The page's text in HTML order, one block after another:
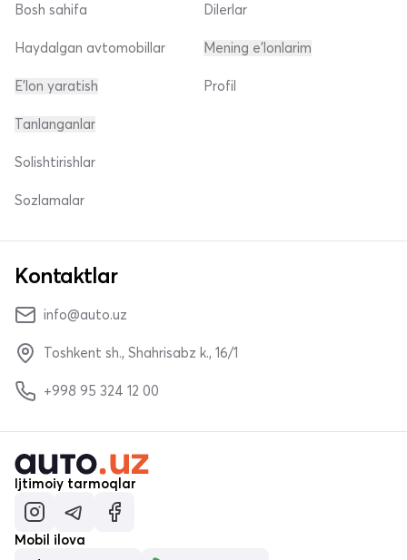
Bosh sahifa
Haydalgan avtomobillar
E'lon yaratish
Dilerlar
Mening e'lonlarim
Profil
Tanlanganlar
Solishtirishlar
Sozlamalar
Kontaktlar
info@auto.uz
Toshkent sh., Shahrisabz k., 16/1
+998 95 324 12 00
Ijtimoiy tarmoqlar
Mobil ilova